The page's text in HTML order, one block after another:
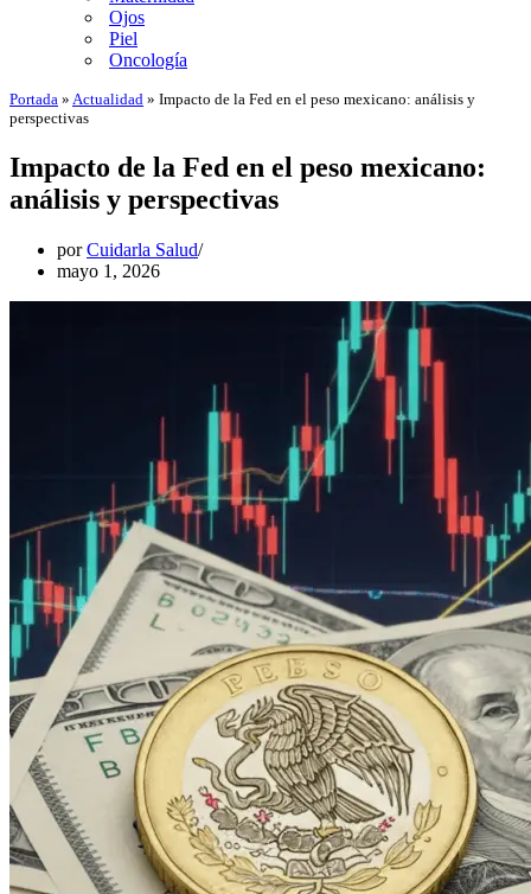
Ojos
Piel
Oncología
Portada » Actualidad » Impacto de la Fed en el peso mexicano: análisis y
perspectivas
Impacto de la Fed en el peso mexicano:
análisis y perspectivas
porCuidarla Salud
mayo 1, 2026